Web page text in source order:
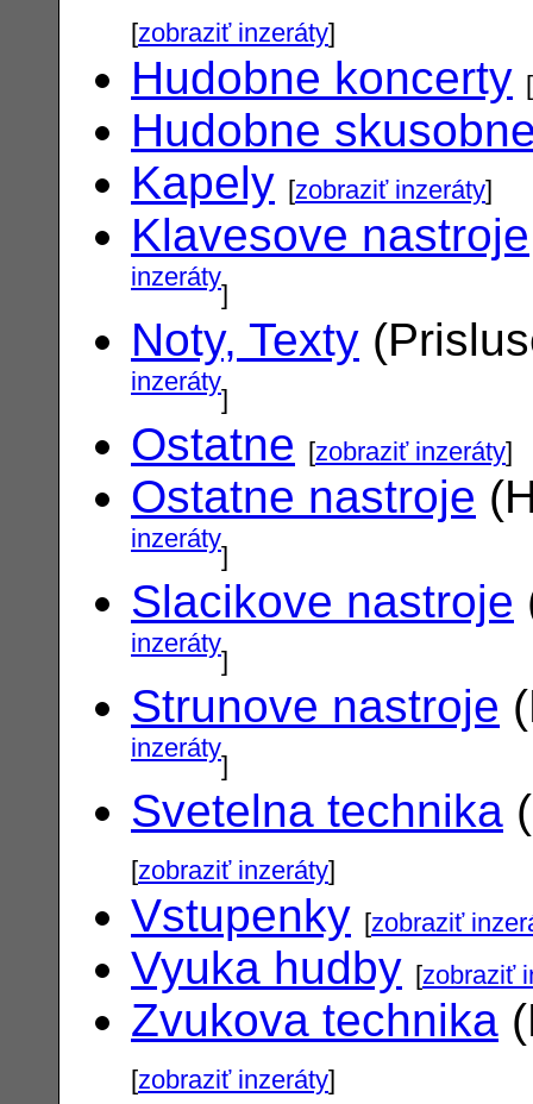
[zobraziť inzeráty]
Hudobne koncerty [
Hudobne
Kapely [zobraziť inzeráty]
Klavesove nastroje
inzeráty]
Noty, Texty
inzeráty]
Ostatne [zobraziť inzeráty]
Ostatne nastroje
inzeráty]
Slacikove nastroje
inzeráty]
Strunove nastroje
inzeráty]
Svetelna technika
[zobraziť inzeráty]
Vstupenky [zobraziť
Vyuka hudby [zobraziť
Zvukova technika
[zobraziť inzeráty]